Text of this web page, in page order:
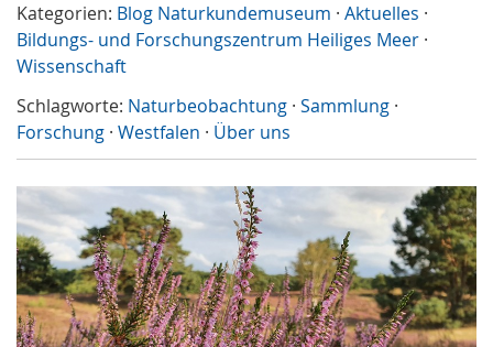
Kategorien: Blog Naturkundemuseum · Aktuelles ·
Bildungs- und Forschungszentrum Heiliges Meer ·
Wissenschaft
Schlagworte: Naturbeobachtung · Sammlung ·
Forschung · Westfalen · Über uns